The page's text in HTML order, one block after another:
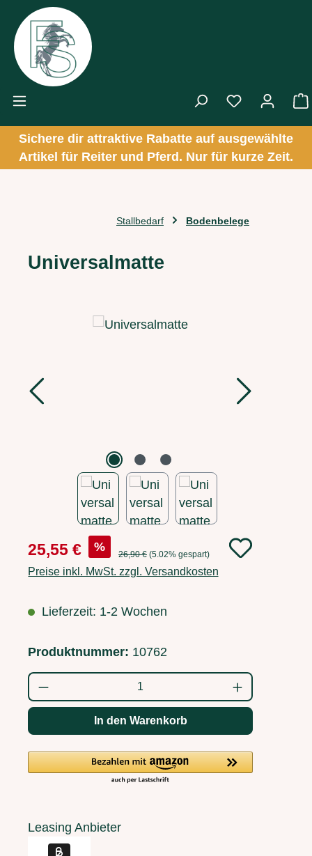
Zum Hauptinhalt springen
Sichere dir attraktive Rabatte auf ausgewählte
Artikel für Reiter und Pferd. Nur für kurze Zeit.
Stallbedarf Bodenbelege
Universalmatte
Bildergalerie überspringen
Verkaufspreis:
25,55 € % Regulärer Preis:
26,90 € (5.02% gespart)
Preise inkl. MwSt. zzgl. Versandkosten
Lieferzeit: 1-2 Wochen
Produktnummer: 10762
Produkt Anzahl: Gib den gewünschten
In den Warenkorb
Leasing Anbieter